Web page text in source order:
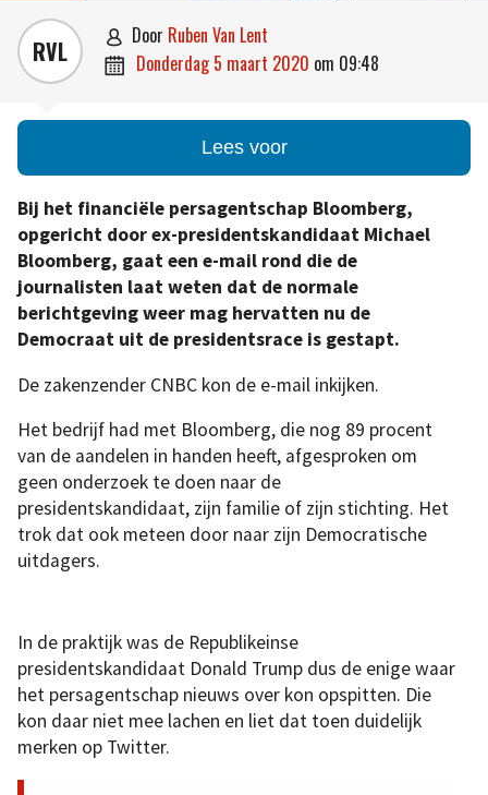
RVL  door Ruben Van Lent
 donderdag 5 maart 2020 om 09:48
Lees voor
Bij het financiële persagentschap Bloomberg,
opgericht door ex-presidentskandidaat Michael
Bloomberg, gaat een e-mail rond die de
journalisten laat weten dat de normale
berichtgeving weer mag hervatten nu de
Democraat uit de presidentsrace is gestapt.
De zakenzender CNBC kon de e-mail inkijken.
Het bedrijf had met Bloomberg, die nog 89 procent
van de aandelen in handen heeft, afgesproken om
geen onderzoek te doen naar de
presidentskandidaat, zijn familie of zijn stichting. Het
trok dat ook meteen door naar zijn Democratische
uitdagers.
In de praktijk was de Republikeinse
presidentskandidaat Donald Trump dus de enige waar
het persagentschap nieuws over kon opspitten. Die
kon daar niet mee lachen en liet dat toen duidelijk
merken op Twitter.